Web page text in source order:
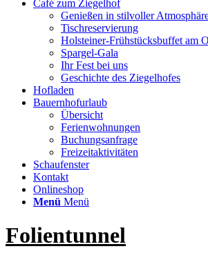
Café zum Ziegelhof
Genießen in stilvoller
Tischreservierung
Holsteiner-Frühstücksbuffet am
Spargel-Gala
Ihr Fest bei uns
Geschichte des Ziegelhofes
Hofladen
Bauernhofurlaub
Übersicht
Ferienwohnungen
Buchungsanfrage
Freizeitaktivitäten
Schaufenster
Kontakt
Onlineshop
Menü Menü
Folientunnel